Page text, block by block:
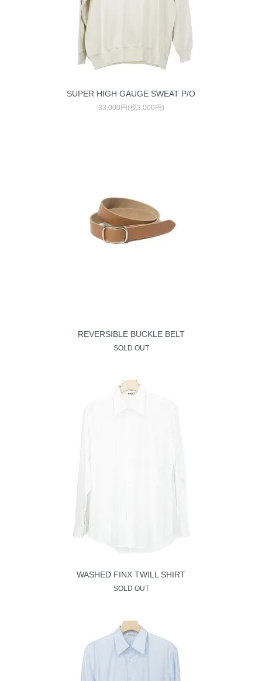
SUPER HIGH GAUGE SWEAT P/O
33,000円(税3,000円)
REVERSIBLE BUCKLE BELT
SOLD OUT
WASHED FINX TWILL SHIRT
SOLD OUT